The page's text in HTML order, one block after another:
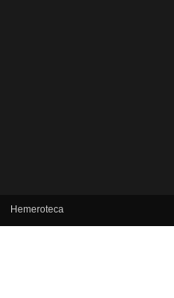
Hemeroteca